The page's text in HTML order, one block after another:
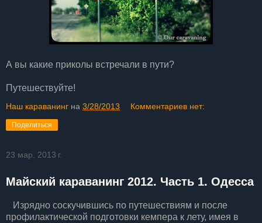
А вы какие приколы встречали в пути?
Путешествуйте!
Наш караванинг на 3/28/2013 Комментариев нет:
Поделиться
23 мар. 2013 г.
Майский караванинг 2012. Часть 1. Одесса
Изрядно соскучившись по путешествиям и после
профилактической подготовки кемпера к лету, имея в